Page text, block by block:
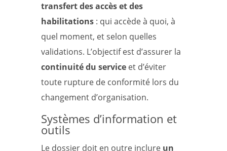
transfert des accès et des
habilitations: qui accède à quoi, à
quel moment, et selon quelles
validations. L’objectif est d’assurer la
continuité du serviceet d’éviter
toute rupture de conformité lors du
changement d’organisation.
Systèmes d’information et
outils
Le dossier doit en outre inclure un